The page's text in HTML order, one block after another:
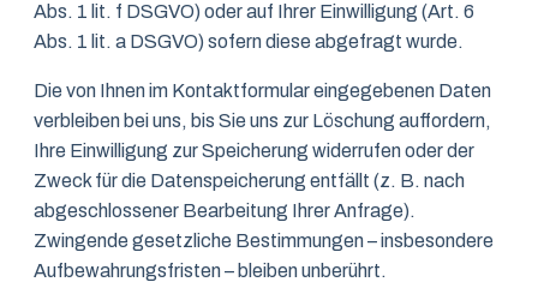
Abs. 1 lit. f DSGVO) oder auf Ihrer Einwilligung (Art. 6
Abs. 1 lit. a DSGVO) sofern diese abgefragt wurde.
Die von Ihnen im Kontaktformular eingegebenen Daten
verbleiben bei uns, bis Sie uns zur Löschung auffordern,
Ihre Einwilligung zur Speicherung widerrufen oder der
Zweck für die Datenspeicherung entfällt (z. B. nach
abgeschlossener Bearbeitung Ihrer Anfrage).
Zwingende gesetzliche Bestimmungen – insbesondere
Aufbewahrungsfristen – bleiben unberührt.